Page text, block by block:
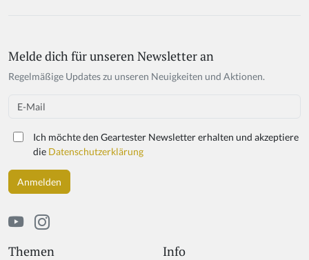
Themen Info
Melde dich für unseren Newsletter an
Regelmäßige Updates zu unseren Neuigkeiten und Aktionen.
Email
Ich möchte den Geartester Newsletter erhalten und akzeptiere
die Datenschutzerklärung